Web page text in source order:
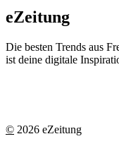
eZeitung
Die besten Trends aus
ist deine digitale
© 2026 eZeitung